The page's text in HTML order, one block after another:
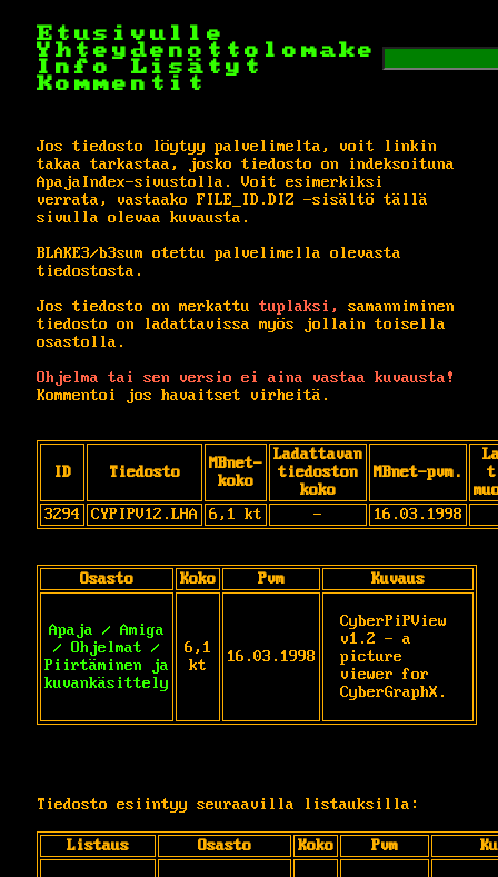
Etusivulle
Yhteydenottolomake
Info
Lisätyt
Kommentit
Jos tiedosto löytyy palvelimelta, voit linkin
takaa tarkastaa, josko tiedosto on indeksoituna
ApajaIndex-sivustolla. Voit esimerkiksi
verrata, vastaako FILE_ID.DIZ -sisältö tällä
sivulla olevaa kuvausta.
BLAKE3/b3sum otettu palvelimella olevasta
tiedostosta.
Jos tiedosto on merkattu tuplaksi,
samanniminen
tiedosto on ladattavissa myös jollain toisella
osastolla.
Ohjelma tai sen versio ei aina vastaa kuvausta!
Kommentoi jos havaitset virheitä.
ID Tiedosto
MBnet-
koko
Ladattavan
tiedoston
koko
MBnet-pvm.
3294
CYPIPV12.LHA 6,1 kt - 16.03.1998
Osasto Koko Pvm Kuvaus
Apaja / Amiga
/ Ohjelmat /
Piirtäminen ja
kuvankäsittely
6,1
kt
16.03.1998
CyberPiPView
v1.2 - a
picture
viewer for
CyberGraphX.
Tiedosto esiintyy seuraavilla listauksilla:
Listaus Osasto Koko Pvm